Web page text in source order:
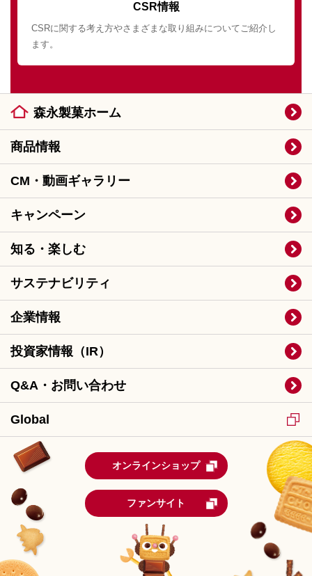
CSR情報
CSRに関する考え方やさまざまな取り組みについてご紹介し
ます。
森永製菓ホーム
商品情報
CM・動画ギャラリー
キャンペーン
知る・楽しむ
サステナビリティ
企業情報
投資家情報（IR）
Q&A・お問い合わせ
Global
オンラインショップ
ファンサイト